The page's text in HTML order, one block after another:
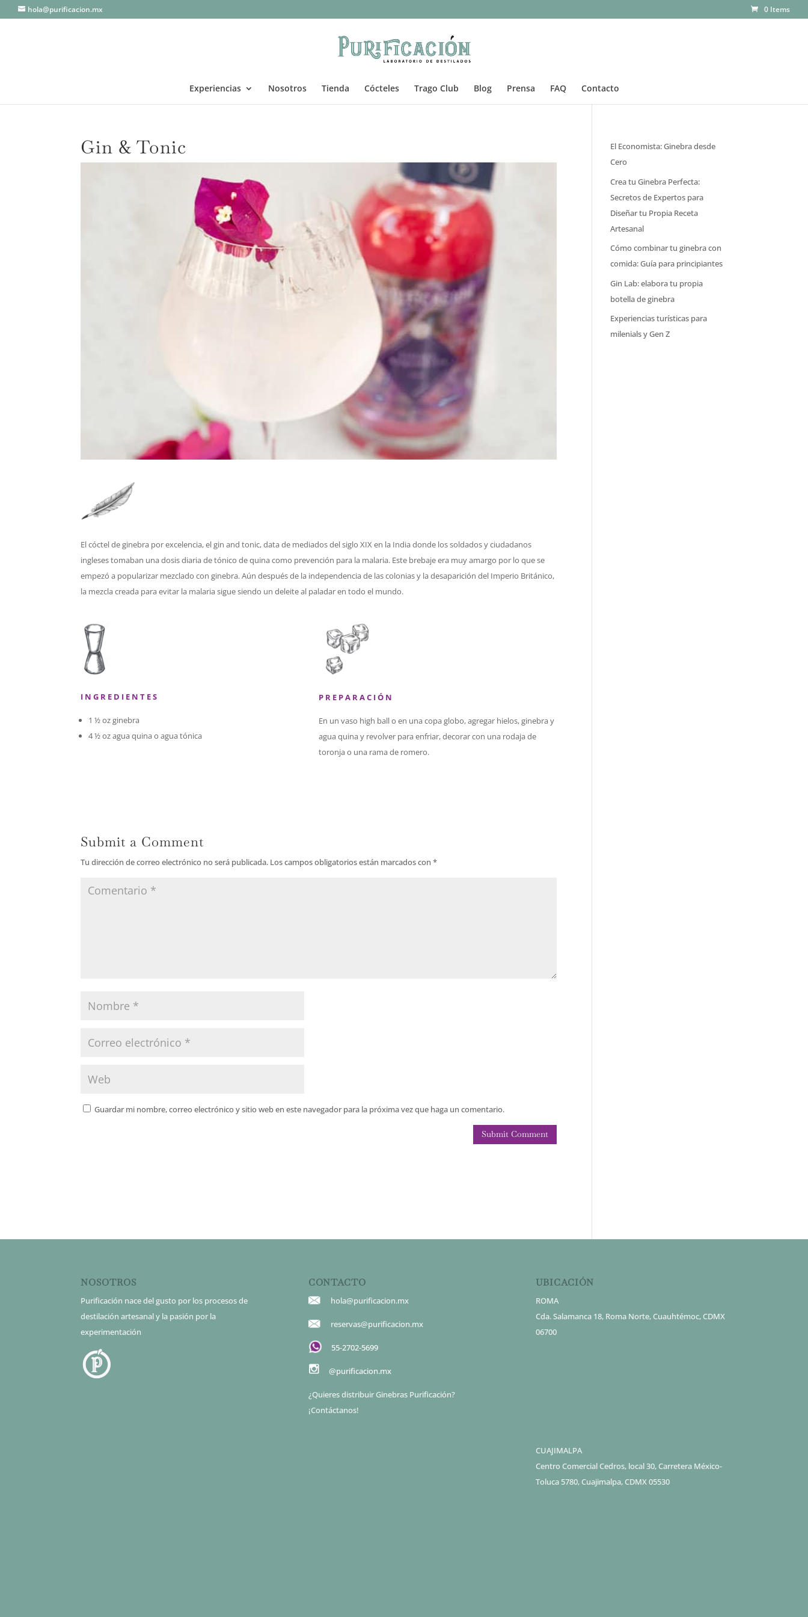
hola@purificacion.mx 0 Items
Experiencias Nosotros Tienda Cócteles Trago Club Blog Prensa FAQ Contacto
Gin & Tonic
El cóctel de ginebra por excelencia, el gin and tonic, data de mediados del siglo XIX en la India donde los soldados y ciudadanos
ingleses tomaban una dosis diaria de tónico de quina como prevención para la malaria. Este brebaje era muy amargo por lo que se
empezó a popularizar mezclado con ginebra. Aún después de la independencia de las colonias y la desaparición del Imperio Británico,
la mezcla creada para evitar la malaria sigue siendo un deleite al paladar en todo el mundo.
I N G R E D I E N T E S
1 ½ oz ginebra
4 ½ oz agua quina o agua tónica
P R E P A R A C I Ó N
En un vaso high ball o en una copa globo, agregar hielos, ginebra y
agua quina y revolver para enfriar, decorar con una rodaja de
toronja o una rama de romero.
Submit a Comment
Tu dirección de correo electrónico no será publicada. Los campos obligatorios están marcados con*
Guardar mi nombre, correo electrónico y sitio web en este navegador para la próxima vez que haga un comentario.
El Economista: Ginebra desde
Cero
Crea tu Ginebra Perfecta:
Secretos de Expertos para
Diseñar tu Propia Receta
Artesanal
Cómo combinar tu ginebra con
comida: Guía para principiantes
Gin Lab: elabora tu propia
botella de ginebra
Experiencias turísticas para
milenials y Gen Z
NOSOTROS
Purificación nace del gusto por los procesos de
destilación artesanal y la pasión por la
experimentación
CONTACTO
hola@purificacion.mx
reservas@purificacion.mx
55-2702-5699
@purificacion.mx
¿Quieres distribuir Ginebras Purificación?
¡Contáctanos!
UBICACIÓN
ROMA
Cda. Salamanca 18, Roma Norte, Cuauhtémoc, CDMX
06700
CUAJIMALPA
Centro Comercial Cedros, local 30, Carretera México-
Toluca 5780, Cuajimalpa, CDMX 05530